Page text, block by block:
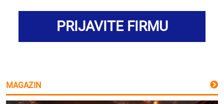
PRIJAVITE FIRMU
MAGAZIN